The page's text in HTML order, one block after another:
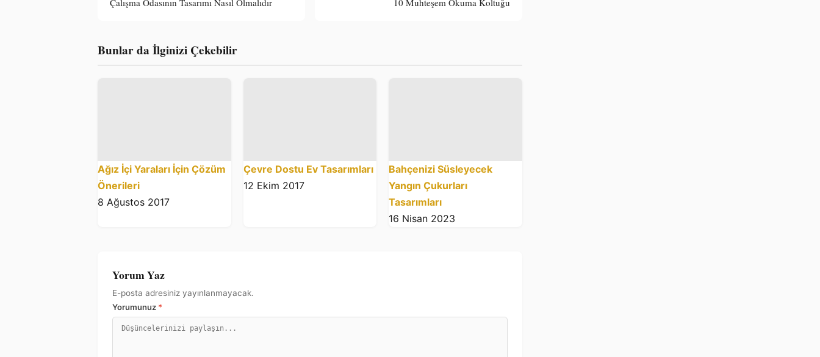
Bunlar da İlginizi Çekebilir
Ağız İçi Yaraları İçin Çözüm
Önerileri
8 Ağustos 2017
Çevre Dostu Ev Tasarımları
12 Ekim 2017
Bahçenizi Süsleyecek
Yangın Çukurları
Tasarımları
16 Nisan 2023
Yorum Yaz
E-posta adresiniz yayınlanmayacak.
Yorumunuz *